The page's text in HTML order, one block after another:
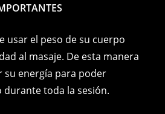
usar el peso de su cuerpo
al masaje. De esta manera
energía para poder
toda la sesión.